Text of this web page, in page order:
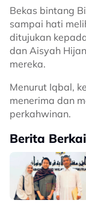
Bekas bintang
sampai hati
ditujukan
dan Aisyah
mereka.
Menurut Iqbal,
menerima dan
perkahwinan.
Berita